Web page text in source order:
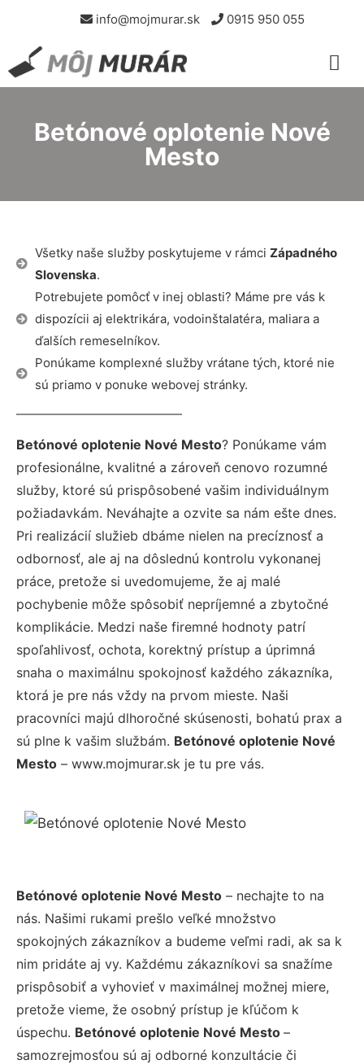
info@mojmurar.sk 0915 950 055
Betónové oplotenie Nové
Mesto
Všetky naše služby poskytujeme v rámci Západného
Slovenska.
Potrebujete pomôcť v inej oblasti? Máme pre vás k
dispozícii aj elektrikára, vodoinštalatéra, maliara a
ďalších remeselníkov.
Ponúkame komplexné služby vrátane tých, ktoré nie
sú priamo v ponuke webovej stránky.
Betónové oplotenie Nové Mesto? Ponúkame vám
profesionálne, kvalitné a zároveň cenovo rozumné
služby, ktoré sú prispôsobené vašim individuálnym
požiadavkám. Neváhajte a ozvite sa nám ešte dnes.
Pri realizácií služieb dbáme nielen na precíznosť a
odbornosť, ale aj na dôslednú kontrolu vykonanej
práce, pretože si uvedomujeme, že aj malé
pochybenie môže spôsobiť nepríjemné a zbytočné
komplikácie. Medzi naše firemné hodnoty patrí
spoľahlivosť, ochota, korektný prístup a úprimná
snaha o maximálnu spokojnosť každého zákazníka,
ktorá je pre nás vždy na prvom mieste. Naši
pracovníci majú dlhoročné skúsenosti, bohatú prax a
sú plne k vašim službám. Betónové oplotenie Nové
Mesto – www.mojmurar.sk je tu pre vás.
Betónové oplotenie Nové Mesto – nechajte to na
nás. Našimi rukami prešlo veľké množstvo
spokojných zákazníkov a budeme veľmi radi, ak sa k
nim pridáte aj vy. Každému zákazníkovi sa snažíme
prispôsobiť a vyhovieť v maximálnej možnej miere,
pretože vieme, že osobný prístup je kľúčom k
úspechu. Betónové oplotenie Nové Mesto –
samozrejmosťou sú aj odborné konzultácie či